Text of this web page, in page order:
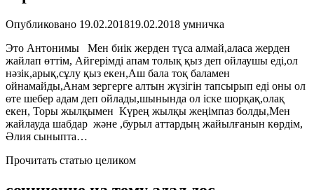
Опубликовано 19.02.201819.02.2018 умничка
Это Антонимы Мен биік жерден түса алмай,аласа жерден
жайлап өттім, Айгерімді апам толық қыз деп ойлаушы еді,ол
нәзік,арық,сұлу қыз екен,Аш бала тоқ баламен
ойнамайды,Анам зергерге алтын жүзігін тапсырып еді оны ол
өте шебер адам деп ойлады,шынында ол іске шорқақ,олақ
екен, Торы жылқымен Күрең жылқы жеңімпаз болды,Мен
жайлауда шабдар және ,бурыл аттардың жайылғанын көрдім,
Әлия сыныпта…
Прочитать статью целиком